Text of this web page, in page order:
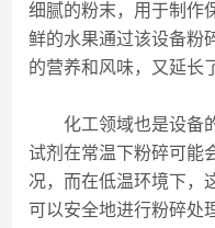
细腻的粉末，用于制作
鲜的水果通过该设备粉
的营养和风味，又延长
化工领域也是设备的
试剂在常温下粉碎可能
况，而在低温环境下，
可以安全地进行粉碎处